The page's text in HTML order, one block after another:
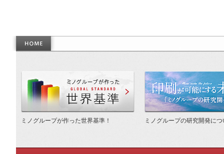
作った世界基準
ミノグループが作った世界基準！ ミノグループの研究開発につ